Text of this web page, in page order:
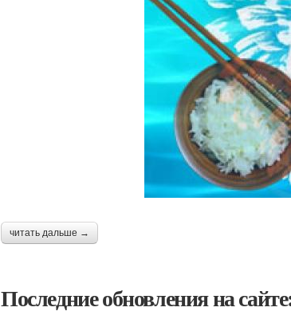
читать дальше →
Последние обновления на